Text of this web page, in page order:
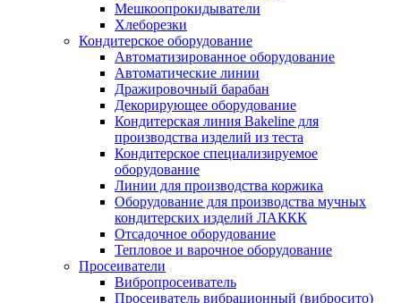
Мешкоопрокидыватели
Хлеборезки
Кондитерское оборудование
Автоматизированное оборудование
Автоматические линии
Дражировочный барабан
Декорирующее оборудование
Кондитерская линия Bakeline для
производства изделий из теста
Кондитерское специализируемое
оборудование
Линии для производства коржика
Оборудование для производства мучных
кондитерских изделий ЛАККК
Отсадочное оборудование
Тепловое и варочное оборудование
Просеиватели
Вибропросеиватель
Просеиватель вибрационный (вибросито)